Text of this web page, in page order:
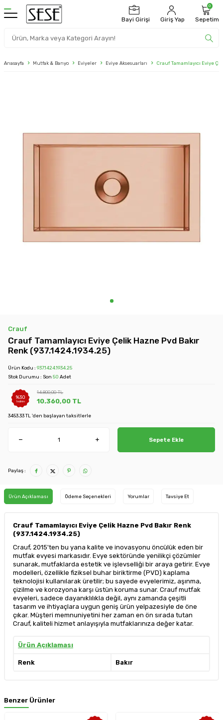
Bayi Girişi Giriş Yap
0
Sepetim
Anasayfa Mutfak & Banyo Eviyeler Eviye Aksesuarları Crauf Tamamlayıcı Eviye
Crauf
Crauf Tamamlayıcı Eviye Çelik Hazne Pvd Bakır
Renk (937.1424.1934.25)
Ürün Kodu : 937.1424.1934.25
Stok Durumu : Son 50 Adet
%30
İndirim
14.800,00TL
10.360,00 TL
3453.33 TL 'den başlayan taksitlerle
Sepete Ekle
Paylaş :
Ürün Açıklaması Ödeme Seçenekleri Yorumlar Tavsiye Et
Crauf Tamamlayıcı Eviye Çelik Hazne Pvd Bakır Renk
(937.1424.1934.25)
Crauf, 2015'ten bu yana kalite ve inovasyonu öncülük eden bir
mutfak evyesi markasıdır. Evye sektöründe yenilikçi çözümler
sunarak, mutfaklarda estetik ve işlevselliği bir araya getirir. Evye
modelleri, özellikle fiziksel buhar biriktirme (PVD) kaplama
teknolojisi kullanılarak üretilir; bu sayede evyelerimiz, aşınma,
çizilme ve korozyona karşı üstün koruma sunar. Crauf mutfak
evyeleri, sadece dayanıklılıkla değil, aynı zamanda çeşitli
tasarım ve ihtiyaçlara uygun geniş ürün yelpazesiyle de öne
çıkar. Müşteri memnuniyetini her zaman en ön sırada tutan
Crauf, kaliteli hizmet anlayışıyla mutfaklarınıza değer katar.
Ürün Açıklaması
Renk Bakır
Benzer Ürünler